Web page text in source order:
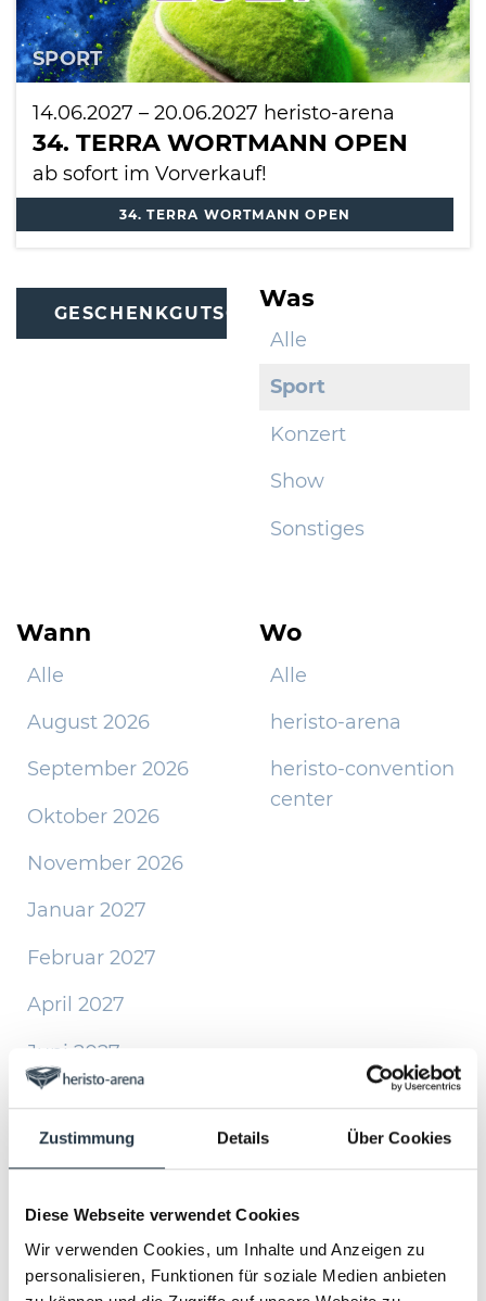
Zustimmung Details Über Cookies
Diese Webseite verwendet Cookies
Wir verwenden Cookies, um Inhalte und Anzeigen zu
personalisieren, Funktionen für soziale Medien anbieten
SPORT
14.06.2027 – 20.06.2027 heristo-arena
34. TERRA WORTMANN OPEN
ab sofort im Vorverkauf!
34. TERRA WORTMANN OPEN
GESCHENKGUTSCHEINE
Was
Alle
Sport
Konzert
Show
Sonstiges
Wann
Alle
August 2026
September 2026
Oktober 2026
November 2026
Januar 2027
Februar 2027
April 2027
Juni 2027
November 2027
Wo
Alle
heristo-arena
heristo-convention
center
Konzerttickets
Die heristo-arena in Halle/Westfalen ist eine 11.500